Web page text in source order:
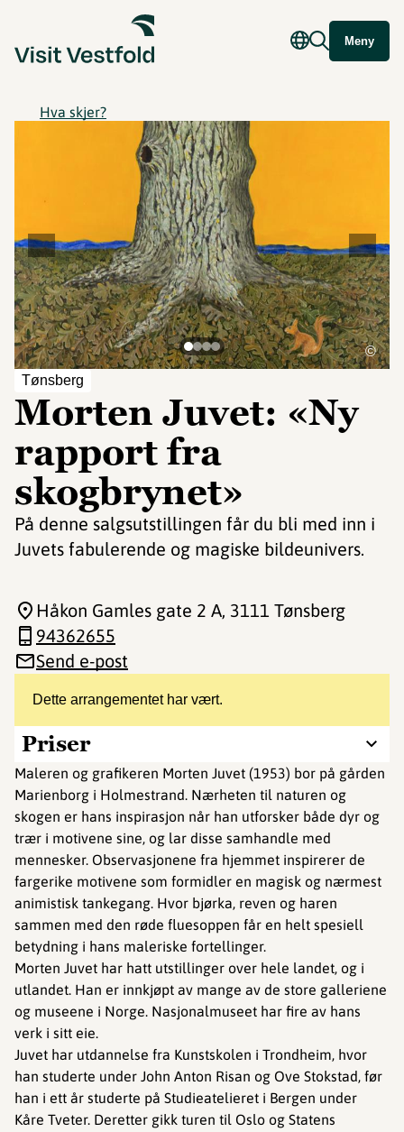
Meny
Hva skjer?
Tønsberg
Morten Juvet: «Ny
rapport fra
skogbrynet»
På denne salgsutstillingen får du bli med inn i
Juvets fabulerende og magiske bildeunivers.
©
Dette arrangementet har vært.
Priser
Maleren og grafikeren Morten Juvet (1953) bor på gården
Marienborg i Holmestrand. Nærheten til naturen og
skogen er hans inspirasjon når han utforsker både dyr og
trær i motivene sine, og lar disse samhandle med
mennesker. Observasjonene fra hjemmet inspirerer de
fargerike motivene som formidler en magisk og nærmest
animistisk tankegang. Hvor bjørka, reven og haren
sammen med den røde fluesoppen får en helt spesiell
betydning i hans maleriske fortellinger.
Morten Juvet har hatt utstillinger over hele landet, og i
utlandet. Han er innkjøpt av mange av de store galleriene
og museene i Norge. Nasjonalmuseet har fire av hans
verk i sitt eie.
Juvet har utdannelse fra Kunstskolen i Trondheim, hvor
han studerte under John Anton Risan og Ove Stokstad, før
han i ett år studerte på Studieatelieret i Bergen under
Kåre Tveter. Deretter gikk turen til Oslo og Statens
Håkon Gamles gate 2 A, 3111 Tønsberg
94362655
Send e-post